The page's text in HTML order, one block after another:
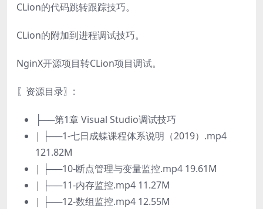
CLion的代码跳转跟踪技巧。
CLion的附加到进程调试技巧。
NginX开源项目转CLion项目调试。
〖资源目录〗:
├──第1章 Visual Studio调试技巧
| ├──1-七日成蝶课程体系说明（2019）.mp4
121.82M
| ├──10-断点管理与变量监控.mp4 19.61M
| ├──11-内存监控.mp4 11.27M
| ├──12-数组监控.mp4 12.55M